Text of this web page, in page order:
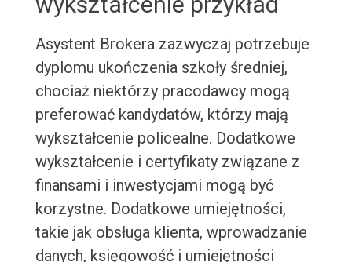
Asystent Brokera zazwyczaj potrzebuje
dyplomu ukończenia szkoły średniej,
chociaż niektórzy pracodawcy mogą
preferować kandydatów, którzy mają
wykształcenie policealne. Dodatkowe
wykształcenie i certyfikaty związane z
finansami i inwestycjami mogą być
korzystne. Dodatkowe umiejętności,
takie jak obsługa klienta, wprowadzanie
danych, księgowość i umiejętności